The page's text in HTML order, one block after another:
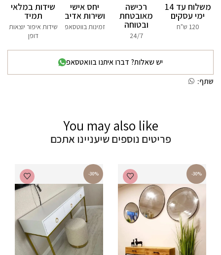
משלוח עד 14
ימי עסקים
120 ש"ח
רכישה
מאובטחת
ובטוחה
24/7
יחס אישי
ושירות אדיב
זמינות בווטסאפ
שידות במלאי
תמיד
שידות איפור יוצאות
דופן
יש שאלות? דברו איתנו בוואטסאפ
שתף:
You may also like
פריטים נוספים שיעניינו אתכם
-30%
-30%